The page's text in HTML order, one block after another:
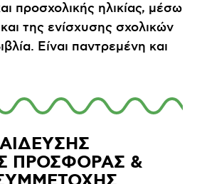
προσχολικής ηλικίας, μέσω
της ενίσχυσης σχολικών
Είναι παντρεμένη και
ΠΡΟΣΦΟΡΑΣ &